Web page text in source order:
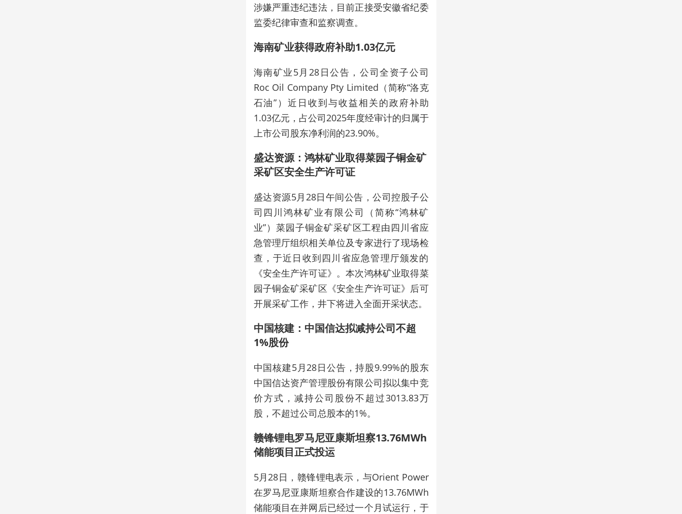
涉嫌严重违纪违法，目前正接受安徽省纪委
监委纪律审查和监察调查。
海南矿业获得政府补助1.03亿元
海南矿业5月28日公告，公司全资子公司
Roc Oil Company Pty Limited（简称“洛克
石油”）近日收到与收益相关的政府补助
1.03亿元，占公司2025年度经审计的归属于
上市公司股东净利润的23.90%。
盛达资源：鸿林矿业取得菜园子铜金矿
采矿区安全生产许可证
盛达资源5月28日午间公告，公司控股子公
司四川鸿林矿业有限公司（简称“鸿林矿
业”）菜园子铜金矿采矿区工程由四川省应
急管理厅组织相关单位及专家进行了现场检
查，于近日收到四川省应急管理厅颁发的
《安全生产许可证》。本次鸿林矿业取得菜
园子铜金矿采矿区《安全生产许可证》后可
开展采矿工作，井下将进入全面开采状态。
中国核建：中国信达拟减持公司不超
1%股份
中国核建5月28日公告，持股9.99%的股东
中国信达资产管理股份有限公司拟以集中竞
价方式，减持公司股份不超过3013.83万
股，不超过公司总股本的1%。
赣锋锂电罗马尼亚康斯坦察13.76MWh
储能项目正式投运
5月28日，赣锋锂电表示，与Orient Power
在罗马尼亚康斯坦察合作建设的13.76MWh
储能项目在并网后已经过一个月试运行，于